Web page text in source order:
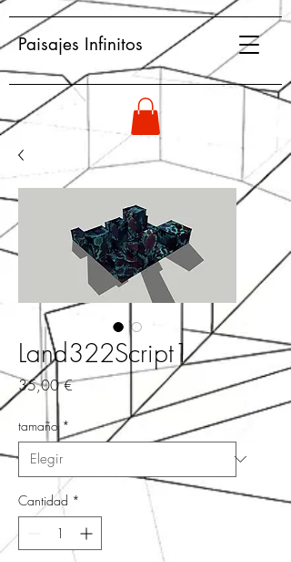
Paisajes Infinitos
Land322Script1
35,00 €Precio
tamaño *
Cantidad *